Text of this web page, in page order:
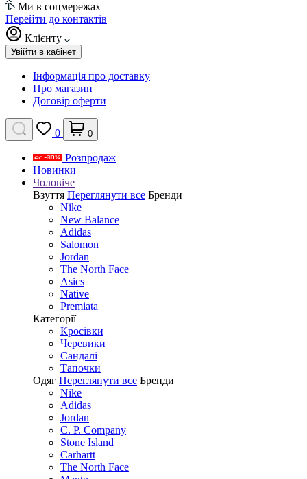
Ми в соцмережах
Перейти до контактів
Клієнту
Увійти в кабінет
Інформація про доставку
Про магазин
Договір оферти
0 0
Розпродаж
Новинки
Чоловіче
Взуття Переглянути все Бренди
Nike
New Balance
Adidas
Salomon
Jordan
The North Face
Asics
Native
Premiata
Категорії
Кросівки
Черевики
Сандалі
Tапочки
Одяг Переглянути все Бренди
Nike
Adidas
Jordan
C. P. Company
Stone Island
Carhartt
The North Face